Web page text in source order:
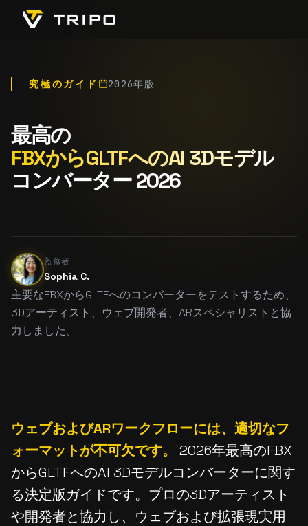
究極のガイド 2026年版
最高の
FBXからGLTFへのAI 3Dモデル
コンバーター 2026
監修者
Sophia C.
主要なFBXからGLTFへのコンバーターをテストするため、
3Dアーティスト、ウェブ開発者、ARスペシャリストと協
力しました。
ウェブおよびARワークフローには、適切なフ
ォーマットが不可欠です。
2026年最高のFBX
からGLTFへのAI 3Dモデルコンバーターに関す
る決定版ガイドです。プロの3Dアーティスト
や開発者と協力し、ウェブおよび拡張現実用